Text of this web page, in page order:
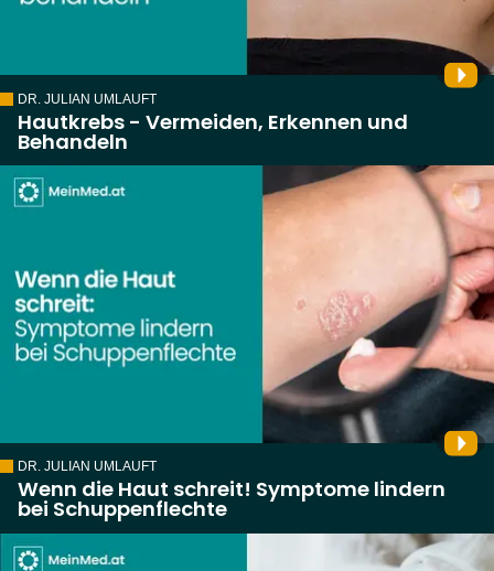
DR. JULIAN UMLAUFT
Hautkrebs - Vermeiden, Erkennen und
Behandeln
DR. JULIAN UMLAUFT
Wenn die Haut schreit! Symptome lindern
bei Schuppenflechte